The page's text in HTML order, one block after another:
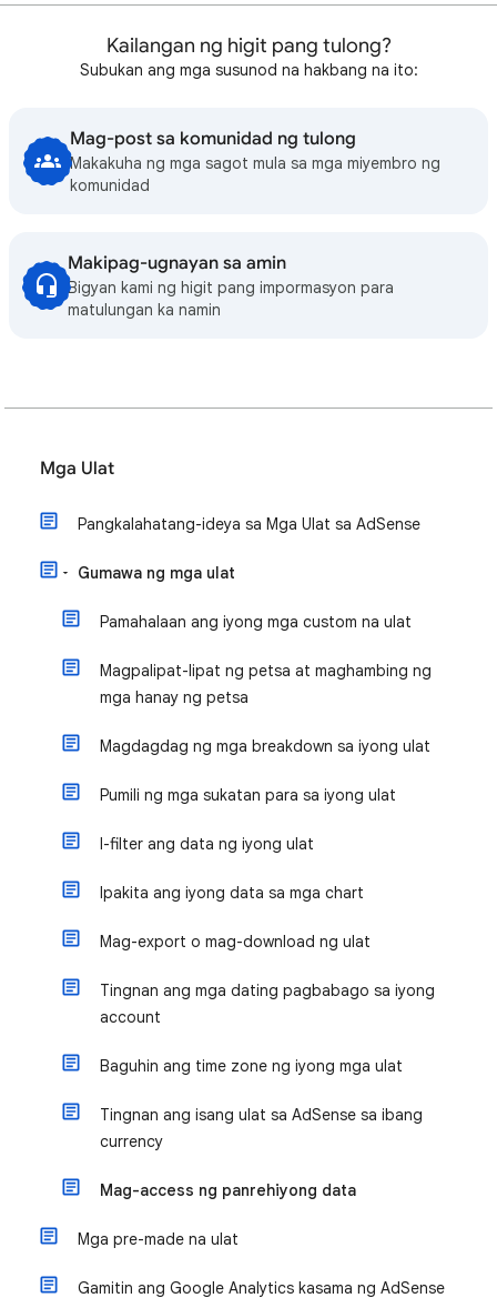
Kailangan ng higit pang tulong?
Subukan ang mga susunod na hakbang na ito:
Mag-post sa komunidad ng tulong
Makakuha ng mga sagot mula sa mga miyembro ng
komunidad
Makipag-ugnayan sa amin
Bigyan kami ng higit pang impormasyon para
matulungan ka namin
Mga Ulat
Pangkalahatang-ideya sa Mga Ulat sa AdSense
Gumawa ng mga ulat
Pamahalaan ang iyong mga custom na ulat
Magpalipat-lipat ng petsa at maghambing ng
mga hanay ng petsa
Magdagdag ng mga breakdown sa iyong ulat
Pumili ng mga sukatan para sa iyong ulat
I-filter ang data ng iyong ulat
Ipakita ang iyong data sa mga chart
Mag-export o mag-download ng ulat
Tingnan ang mga dating pagbabago sa iyong
account
Baguhin ang time zone ng iyong mga ulat
Tingnan ang isang ulat sa AdSense sa ibang
currency
Mag-access ng panrehiyong data
Mga pre-made na ulat
Gamitin ang Google Analytics kasama ng AdSense